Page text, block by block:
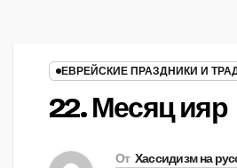
ЕВРЕЙСКИЕ ПРАЗДНИКИ И
22. Месяц ияр
От Хассидизм на